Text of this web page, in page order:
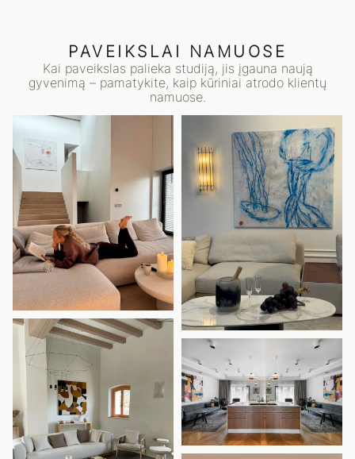
PAVEIKSLAI NAMUOSE
Kai paveikslas palieka studiją, jis įgauna naują
gyvenimą – pamatykite, kaip kūriniai atrodo klientų
namuose.